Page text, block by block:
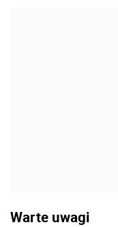
Warte uwagi